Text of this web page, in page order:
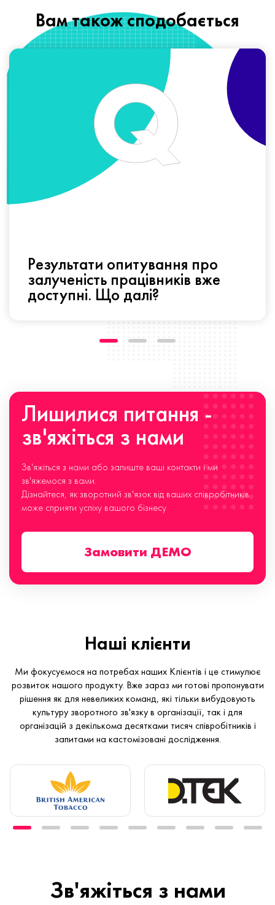
Вам також сподобається
Результати опитування про
залученість працівників вже
доступні. Що далі?
Лишилися питання -
зв'яжіться з нами
Зв'яжіться з нами або залиште ваші контакти і ми
зв'яжемося з вами.
Дізнайтеся, як зворотний зв'язок від ваших співробітників
може сприяти успіху вашого бізнесу
Замовити ДЕМО
Наші клієнти
Ми фокусуємося на потребах наших Клієнтів і це стимулює
розвиток нашого продукту. Вже зараз ми готові пропонувати
рішення як для невеликих команд, які тільки вибудовують
культуру зворотного зв'язку в організації, так і для
організацій з декількома десятками тисяч співробітників і
запитами на кастомізовані дослідження.
Зв'яжіться з нами